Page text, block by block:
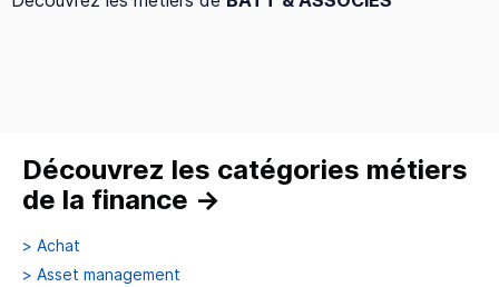
Découvrez les catégories métiers
de la finance →
> Achat
> Asset management